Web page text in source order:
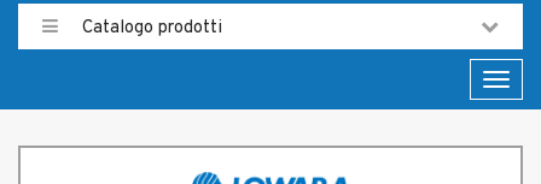
Catalogo prodotti